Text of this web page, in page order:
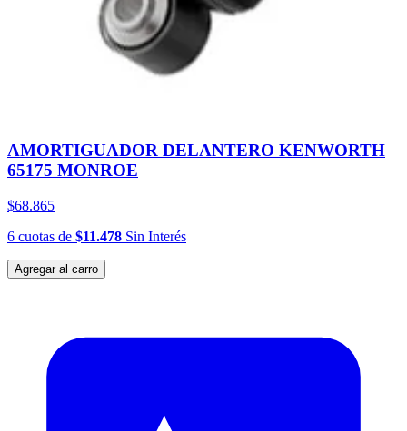
AMORTIGUADOR DELANTERO KENWORTH
65175 MONROE
$68.865
6 cuotas de $11.478 Sin Interés
Agregar al carro